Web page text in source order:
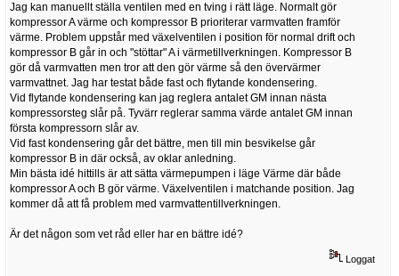
Jag kan manuellt ställa ventilen med en tving i rätt läge. Normalt gör
kompressor A värme och kompressor B prioriterar varmvatten framför
värme. Problem uppstår med växelventilen i position för normal drift och
kompressor B går in och "stöttar" A i värmetillverkningen. Kompressor B
gör då varmvatten men tror att den gör värme så den övervärmer
varmvattnet. Jag har testat både fast och flytande kondensering.
Vid flytande kondensering kan jag reglera antalet GM innan nästa
kompressorsteg slår på. Tyvärr reglerar samma värde antalet GM innan
första kompressorn slår av.
Vid fast kondensering går det bättre, men till min besvikelse går
kompressor B in där också, av oklar anledning.
Min bästa idé hittills är att sätta värmepumpen i läge Värme där både
kompressor A och B gör värme. Växelventilen i matchande position. Jag
kommer då att få problem med varmvattentillverkningen.
Är det någon som vet råd eller har en bättre idé?
Loggat